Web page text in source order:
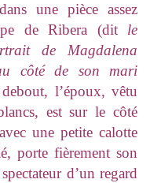
une pièce assez
de Ribera (dit le
de Magdalena
côté de son mari
l’époux, vêtu
est sur le côté
une petite calotte
porte fièrement son
d’un regard